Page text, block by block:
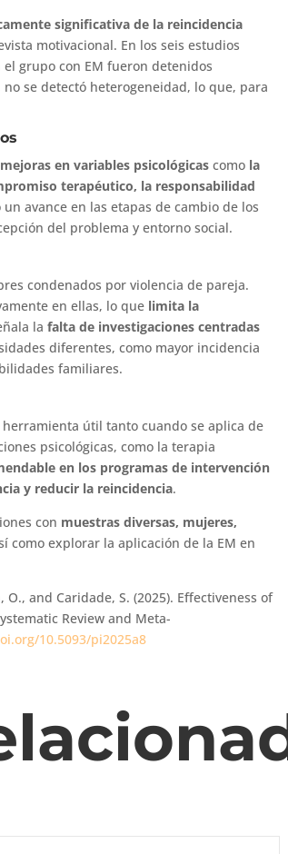
significativa de la reincidencia
motivacional. En los seis estudios
grupo con EM fueron detenidos
se detectó heterogeneidad, lo que, para
mejoras en variables psicológicas como la
terapéutico, la responsabilidad
avance en las etapas de cambio de los
del problema y entorno social.
condenados por violencia de pareja.
en ellas, lo que limita la
lafalta de investigaciones centradas
diferentes, como mayor incidencia
familiares.
útil tanto cuando se aplica de
psicológicas, como la terapia
en los programas de intervención
y reducir la reincidencia.
con muestras diversas, mujeres,
como explorar la aplicación de la EM en
O., and Caridade, S. (2025). Effectiveness of
Review and Meta-
10.5093/pi2025a8